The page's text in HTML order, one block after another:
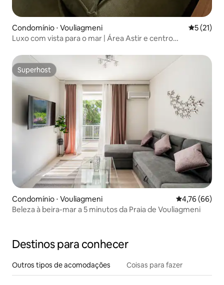
Condomínio ⋅ Vouliagmeni 5 de uma
5 (21)
Luxo com vista para o mar | Área Astir e centro
Superhost
Superhost
Condomínio ⋅ Vouliagmeni 4,76 de uma
4,76 (66)
Beleza à beira-mar a 5 minutos da Praia de Vouliagmeni
Destinos para conhecer
Outros tipos de acomodações Coisas para fazer